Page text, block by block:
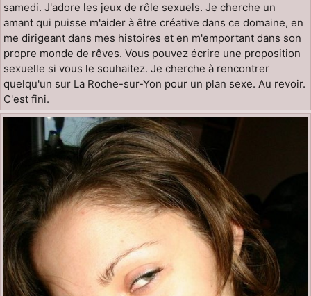
samedi. J'adore les jeux de rôle sexuels. Je cherche un
amant qui puisse m'aider à être créative dans ce domaine, en
me dirigeant dans mes histoires et en m'emportant dans son
propre monde de rêves. Vous pouvez écrire une proposition
sexuelle si vous le souhaitez. Je cherche à rencontrer
quelqu'un sur La Roche-sur-Yon pour un plan sexe. Au revoir.
C'est fini.